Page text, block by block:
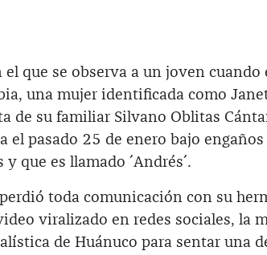
que se observa a un joven cuando
una mujer identificada como
de su familiar Silvano Oblitas
el pasado 25 de enero bajo
que es llamado ´Andrés´.
toda comunicación con su
viralizado en redes sociales, la
de Huánuco para sentar una